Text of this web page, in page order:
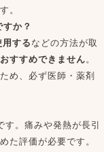
。
か？
する などの方法が取
すすめできません。
め、必ず医師・薬剤
。痛みや発熱が長引
た評価が必要です。